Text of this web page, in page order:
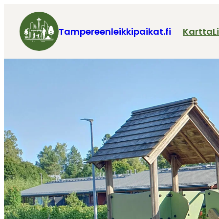
Tampereenleikkipaikat.fi Kartta